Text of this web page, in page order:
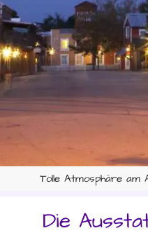
Tolle Atmosphäre am
Die